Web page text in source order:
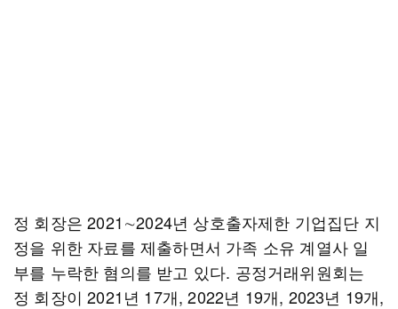
정 회장은 2021∼2024년 상호출자제한 기업집단 지
정을 위한 자료를 제출하면서 가족 소유 계열사 일
부를 누락한 혐의를 받고 있다. 공정거래위원회는
정 회장이 2021년 17개, 2022년 19개, 2023년 19개,